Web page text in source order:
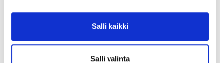
Salli kaikki
Salli valinta